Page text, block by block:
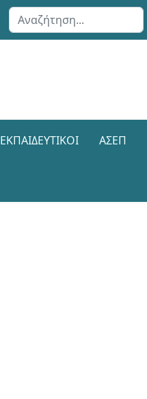
Αναζήτηση...
ΕΚΠΑΙΔΕΥΤΙΚΟΊ ΑΣΕΠ